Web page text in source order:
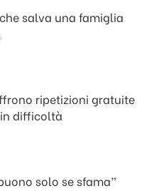
salva una famiglia
ripetizioni gratuite
difficoltà
solo se sfama”